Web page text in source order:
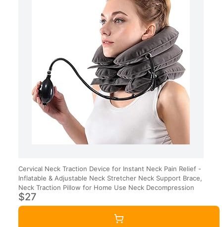
Cervical Neck Traction Device for Instant Neck Pain Relief -
Inflatable & Adjustable Neck Stretcher Neck Support Brace,
Neck Traction Pillow for Home Use Neck Decompression
$27